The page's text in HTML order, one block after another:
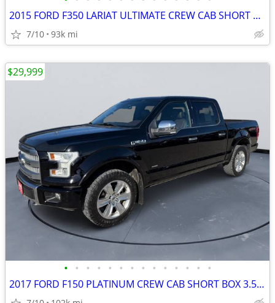
2015 FORD F350 LARIAT ULTIMATE CREW CAB SHORT BOX 6.7 #515140
7/10 93k mi
• • • • • • • • • • • • • •
2017 FORD F150 PLATINUM CREW CAB SHORT BOX 3.5 ECO BOOST #517177
$29,999